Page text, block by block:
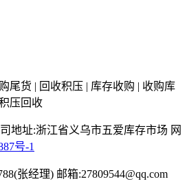
尾货 | 回收积压 | 库存收购 | 收购库
压回收
地址:浙江省义乌市五爱库存市场 网
号-1
张经理) 邮箱:27809544@qq.com